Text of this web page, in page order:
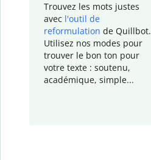
Trouvez les mots justes
avec l'outil de
reformulation de Quillbot.
Utilisez nos modes pour
trouver le bon ton pour
votre texte : soutenu,
académique, simple...